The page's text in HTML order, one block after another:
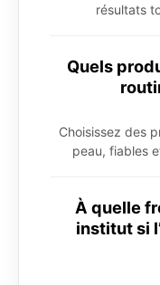
résultats
Quels
Choisissez des
peau, fiables
À quelle
institut si